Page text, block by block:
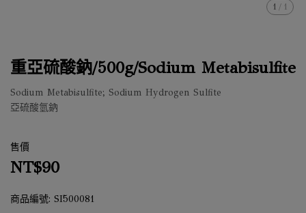
1 / 1
重亞硫酸鈉/500g/Sodium Metabisulfite
Sodium Metabisulfite; Sodium Hydrogen Sulfite
亞硫酸氫鈉
售價
NT$90
商品編號: SI500081